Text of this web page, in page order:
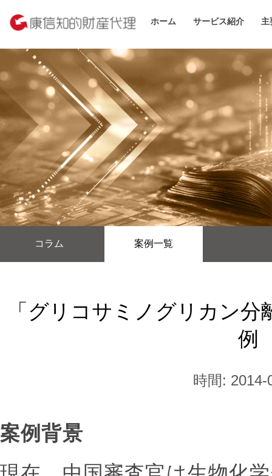
ホーム サービス紹介 主
コラム 案例一覧
「グリコサミノグリカン
例
時間: 2014-
案例背景